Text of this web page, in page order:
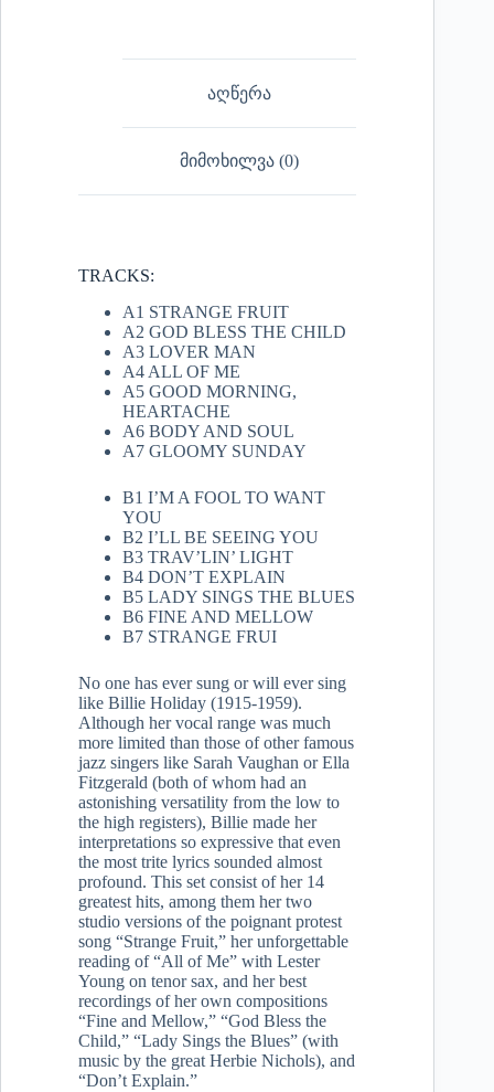
აღწერა
მიმოხილვა (0)
TRACKS:
A1 STRANGE FRUIT
A2 GOD BLESS THE CHILD
A3 LOVER MAN
A4 ALL OF ME
A5 GOOD MORNING,
HEARTACHE
A6 BODY AND SOUL
A7 GLOOMY SUNDAY
B1 I’M A FOOL TO WANT
YOU
B2 I’LL BE SEEING YOU
B3 TRAV’LIN’ LIGHT
B4 DON’T EXPLAIN
B5 LADY SINGS THE BLUES
B6 FINE AND MELLOW
B7 STRANGE FRUI
No one has ever sung or will ever sing
like Billie Holiday (1915-1959).
Although her vocal range was much
more limited than those of other famous
jazz singers like Sarah Vaughan or Ella
Fitzgerald (both of whom had an
astonishing versatility from the low to
the high registers), Billie made her
interpretations so expressive that even
the most trite lyrics sounded almost
profound. This set consist of her 14
greatest hits, among them her two
studio versions of the poignant protest
song “Strange Fruit,” her unforgettable
reading of “All of Me” with Lester
Young on tenor sax, and her best
recordings of her own compositions
“Fine and Mellow,” “God Bless the
Child,” “Lady Sings the Blues” (with
music by the great Herbie Nichols), and
“Don’t Explain.”